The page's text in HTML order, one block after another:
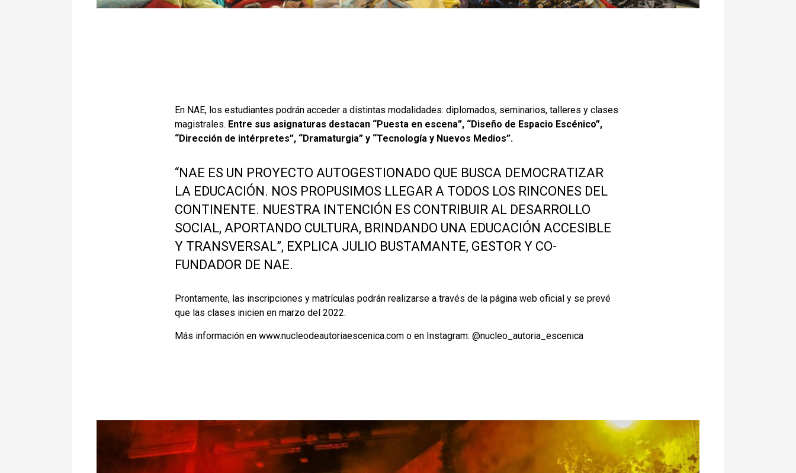
En NAE, los estudiantes podrán acceder a distintas modalidades: diplomados, seminarios, talleres y clases
magistrales. Entre sus asignaturas destacan “Puesta en escena”, “Diseño de Espacio Escénico”,
“Dirección de intérpretes”, “Dramaturgia” y “Tecnología y Nuevos Medios”.
“NAE ES UN PROYECTO AUTOGESTIONADO QUE BUSCA DEMOCRATIZAR
LA EDUCACIÓN. NOS PROPUSIMOS LLEGAR A TODOS LOS RINCONES DEL
CONTINENTE. NUESTRA INTENCIÓN ES CONTRIBUIR AL DESARROLLO
SOCIAL, APORTANDO CULTURA, BRINDANDO UNA EDUCACIÓN ACCESIBLE
Y TRANSVERSAL”, EXPLICA JULIO BUSTAMANTE, GESTOR Y CO-
FUNDADOR DE NAE.
Prontamente, las inscripciones y matrículas podrán realizarse a través de la página web oficial y se prevé
que las clases inicien en marzo del 2022.
Más información enwww.nucleodeautoriaescenica.com o en Instagram: @nucleo_autoria_escenica